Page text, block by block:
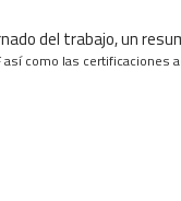
del trabajo, un
como las certificaciones